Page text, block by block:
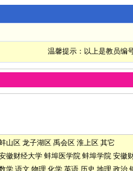
温馨提示：以上是教员编
山区 龙子湖区 禹会区 淮上区 其它
徽财经大学 蚌埠医学院 蚌埠学院 安徽
学 语文 物理 化学 英语 历史 地理 政治